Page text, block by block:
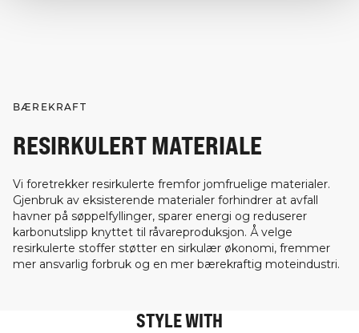
BÆREKRAFT
RESIRKULERT MATERIALE
Vi foretrekker resirkulerte fremfor jomfruelige materialer.
Gjenbruk av eksisterende materialer forhindrer at avfall
havner på søppelfyllinger, sparer energi og reduserer
karbonutslipp knyttet til råvareproduksjon. Å velge
resirkulerte stoffer støtter en sirkulær økonomi, fremmer
mer ansvarlig forbruk og en mer bærekraftig moteindustri.
STYLE WITH